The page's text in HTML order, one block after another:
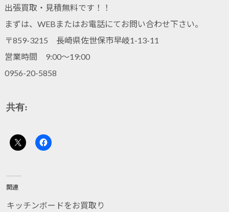
出張買取・見積無料です！！
まずは、WEBまたはお電話にてお問い合わせ下さい。
〒859-3215 長崎県佐世保市早岐1-13-11
営業時間 9:00～19:00
0956-20-5858
共有:
関連
キッチンボードをお買取り